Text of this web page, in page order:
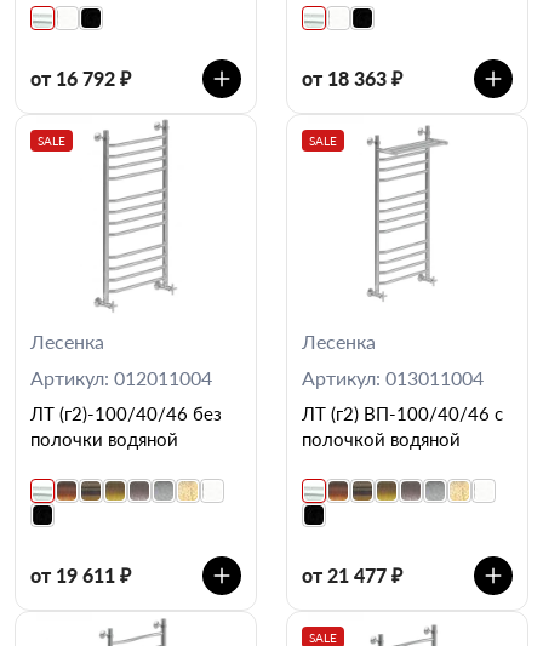
от 16 792 ₽ от 18 363 ₽
SALE
Лесенка
Артикул: 012011004
ЛТ (г2)-100/40/46 без
полочки водяной
от 19 611 ₽
SALE
Лесенка
Артикул: 013011004
ЛТ (г2) ВП-100/40/46 с
полочкой водяной
от 21 477 ₽
SALE